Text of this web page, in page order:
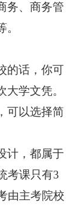
务、商务管
的话，你可
学文凭。
可以选择简
计，都属于
考课只有3
由主考院校